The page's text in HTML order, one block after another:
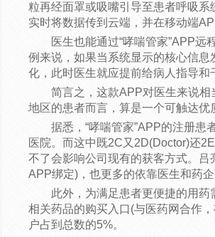
粒再经面罩或吸嘴引导至患者呼吸
实时将数据传到云端，并在移动端
医生也能通过“哮喘管家”APP
例来说，如果当系统显示的核心信
化，此时医生就应提前给病人指导和
简言之，这款APP对医生来说
地区的患者而言，算是一个可触达优
据悉，“哮喘管家”APP的注册患
医院。而这中既2C又2D(Doctor)还
不了会影响公司现有的获客方式。
APP绑定)，也更多的依靠医生和药企
此外，为满足患者更便捷的用药
相关药品的购买入口(与医药网合作
户占到总数的5%。